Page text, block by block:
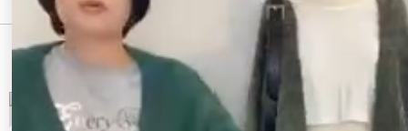
スリッポンの人気ランキング